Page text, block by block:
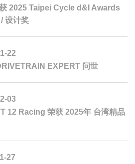
2025 Taipei Cycle d&I Awards
设计奖
22
EXPERT 问世
03
12 Racing 荣获 2025年 台湾精品
27